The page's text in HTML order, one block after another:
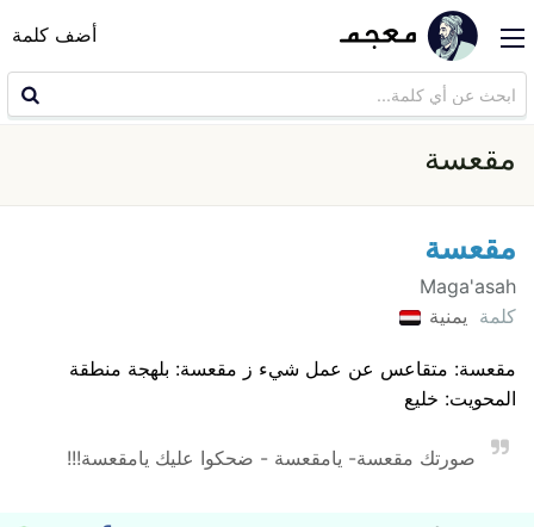
أضف كلمة
مقعسة
مقعسة
Maga'asah
كلمة يمنية
مقعسة: متقاعس عن عمل شيء ز مقعسة: بلهجة منطقة
المحويت: خليع
صورتك مقعسة- يامقعسة - ضحكوا عليك يامقعسة!!!